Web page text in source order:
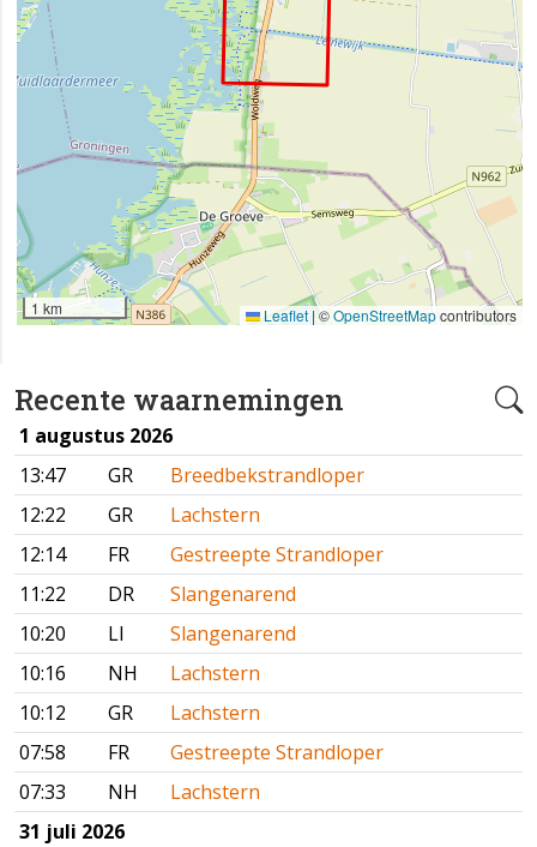
Recente waarnemingen
1 augustus 2026
13:47
GR
Breedbekstrandloper
12:22
GR
Lachstern
12:14
FR
Gestreepte Strandloper
11:22
DR
Slangenarend
10:20
LI
Slangenarend
10:16
NH
Lachstern
10:12
GR
Lachstern
07:58
FR
Gestreepte Strandloper
07:33
NH
Lachstern
31 juli 2026
1 km Leaflet | ©OpenStreetMapcontributors